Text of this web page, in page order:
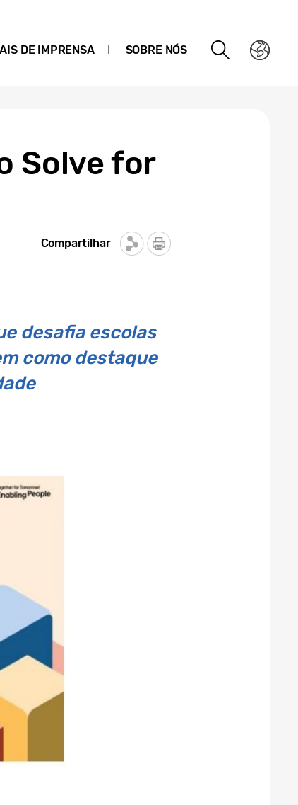
DE IMPRENSA SOBRE NÓS
Solve for
Compartilhar
desafia escolas
como destaque